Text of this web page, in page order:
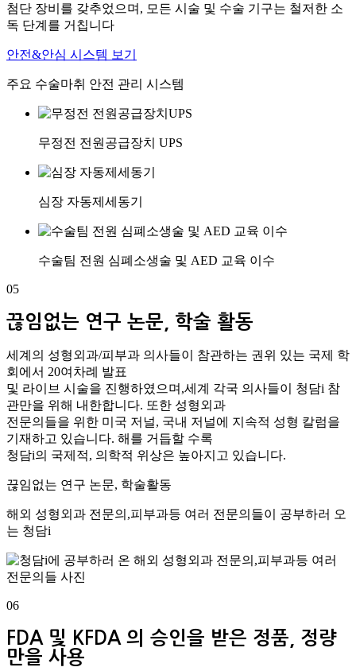
첨단 장비를 갖추었으며, 모든 시술 및 수술 기구는 철저한 소
독 단계를 거칩니다
안전&안심 시스템 보기
주요 수술마취 안전 관리 시스템
무정전 전원공급장치 UPS
심장 자동제세동기
수술팀 전원 심폐소생술 및 AED 교육 이수
05
끊임없는 연구 논문, 학술 활동
세계의 성형외과/피부과 의사들이 참관하는 권위 있는 국제 학
회에서 20여차례 발표
및 라이브 시술을 진행하였으며,세계 각국 의사들이 청담i 참
관만을 위해 내한합니다. 또한 성형외과
전문의들을 위한 미국 저널, 국내 저널에 지속적 성형 칼럼을
기재하고 있습니다. 해를 거듭할 수록
청담i의 국제적, 의학적 위상은 높아지고 있습니다.
끊임없는 연구 논문, 학술활동
해외 성형외과 전문의,피부과등 여러 전문의들이 공부하러 오
는 청담i
06
FDA 및 KFDA 의 승인을 받은 정품, 정량
만을 사용